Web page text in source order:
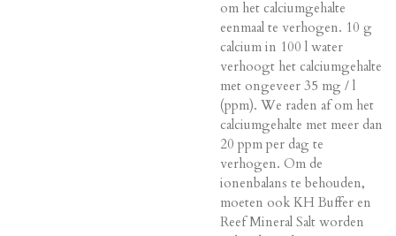
om het calciumgehalte
eenmaal te verhogen. 10 g
calcium in 100 l water
verhoogt het calciumgehalte
met ongeveer 35 mg / l
(ppm). We raden af ​​om het
calciumgehalte met meer dan
20 ppm per dag te
verhogen. Om de
ionenbalans te behouden,
moeten ook KH Buffer en
Reef Mineral Salt worden